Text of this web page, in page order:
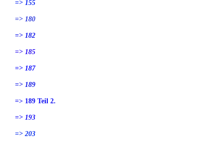
=> 155
=> 180
=> 182
=> 185
=> 187
=> 189
=> 189 Teil 2.
=> 193
=> 203